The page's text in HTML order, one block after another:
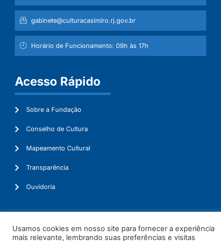
gabinete@culturacasimiro.rj.gov.br
Horário de Funcionamento: 09h às 17h
Acesso Rápido
Sobre a Fundação
Conselho de Cultura
Mapeamento Cultural
Transparência
Ouvidoria
© 2026. Todos os Direitos Reservados.
Usamos cookies em nosso site para fornecer a experiência
mais relevante, lembrando suas preferências e visitas